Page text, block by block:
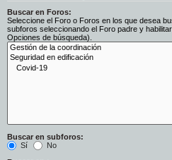
Buscar en Foros:
Seleccione el Foro o Foros en los que desea
subforos seleccionando el Foro padre y
Opciones de búsqueda).
Buscar en subforos:
Sí
No